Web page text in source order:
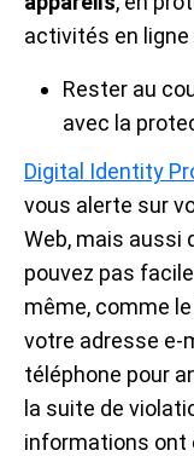
activités en
Rester au
avec la
Digital Identity
vous alerte sur
Web, mais aussi
pouvez pas
même, comme
votre adresse e-
téléphone pour
la suite de
informations ont